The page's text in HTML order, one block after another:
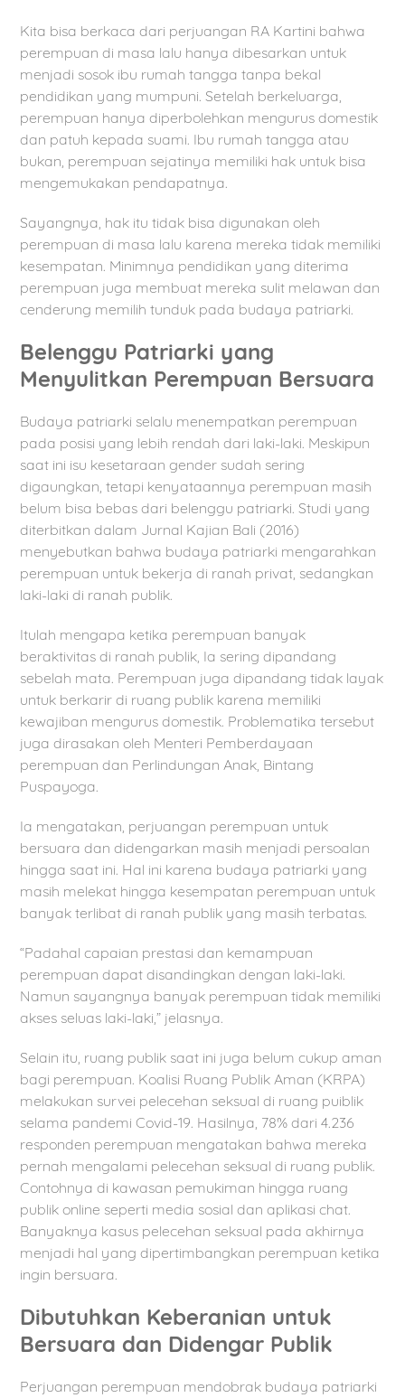
Kita bisa berkaca dari perjuangan RA Kartini bahwa
perempuan di masa lalu hanya dibesarkan untuk
menjadi sosok ibu rumah tangga tanpa bekal
pendidikan yang mumpuni. Setelah berkeluarga,
perempuan hanya diperbolehkan mengurus domestik
dan patuh kepada suami. Ibu rumah tangga atau
bukan, perempuan sejatinya memiliki hak untuk bisa
mengemukakan pendapatnya.
Sayangnya, hak itu tidak bisa digunakan oleh
perempuan di masa lalu karena mereka tidak memiliki
kesempatan. Minimnya pendidikan yang diterima
perempuan juga membuat mereka sulit melawan dan
cenderung memilih tunduk pada budaya patriarki.
Belenggu Patriarki yang
Menyulitkan Perempuan Bersuara
Budaya patriarki selalu menempatkan perempuan
pada posisi yang lebih rendah dari laki-laki. Meskipun
saat ini isu kesetaraan gender sudah sering
digaungkan, tetapi kenyataannya perempuan masih
belum bisa bebas dari belenggu patriarki. Studi yang
diterbitkan dalam Jurnal Kajian Bali (2016)
menyebutkan bahwa budaya patriarki mengarahkan
perempuan untuk bekerja di ranah privat, sedangkan
laki-laki di ranah publik.
Itulah mengapa ketika perempuan banyak
beraktivitas di ranah publik, Ia sering dipandang
sebelah mata. Perempuan juga dipandang tidak layak
untuk berkarir di ruang publik karena memiliki
kewajiban mengurus domestik. Problematika tersebut
juga dirasakan oleh Menteri Pemberdayaan
perempuan dan Perlindungan Anak, Bintang
Puspayoga.
Ia mengatakan, perjuangan perempuan untuk
bersuara dan didengarkan masih menjadi persoalan
hingga saat ini. Hal ini karena budaya patriarki yang
masih melekat hingga kesempatan perempuan untuk
banyak terlibat di ranah publik yang masih terbatas.
“Padahal capaian prestasi dan kemampuan
perempuan dapat disandingkan dengan laki-laki.
Namun sayangnya banyak perempuan tidak memiliki
akses seluas laki-laki,” jelasnya.
Selain itu, ruang publik saat ini juga belum cukup aman
bagi perempuan. Koalisi Ruang Publik Aman (KRPA)
melakukan survei pelecehan seksual di ruang puiblik
selama pandemi Covid-19. Hasilnya, 78% dari 4.236
responden perempuan mengatakan bahwa mereka
pernah mengalami pelecehan seksual di ruang publik.
Contohnya di kawasan pemukiman hingga ruang
publik online seperti media sosial dan aplikasi chat.
Banyaknya kasus pelecehan seksual pada akhirnya
menjadi hal yang dipertimbangkan perempuan ketika
ingin bersuara.
Dibutuhkan Keberanian untuk
Bersuara dan Didengar Publik
Perjuangan perempuan mendobrak budaya patriarki